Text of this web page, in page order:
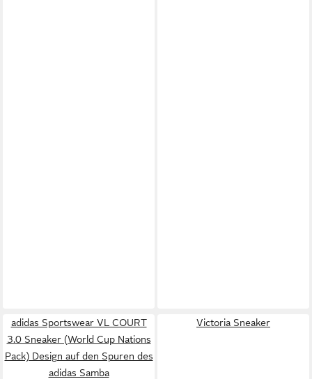
adidas Sportswear VL COURT
3.0 Sneaker (World Cup Nations
Pack) Design auf den Spuren des
adidas Samba
Victoria Sneaker